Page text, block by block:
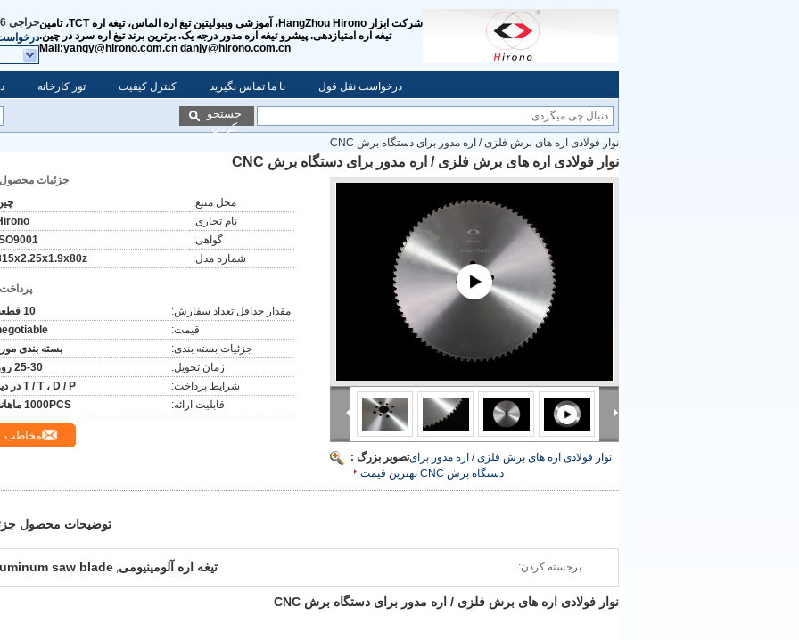
شرکت ابزار HangZhou Hirono، آموزشی ویبولیتین تیغ ​​اره الماس، تیغه اره TCT، تامین
تیغه اره امتیازدهی. پیشرو تیغه اره مدور درجه یک. برترین برند تیغ اره سرد در چین.
Mail:yangy@hirono.com.cn danjy@hirono.com.cn
حراجی 606
تور کارخانه کنترل کیفیت با ما تماس بگیرید درخواست نقل قول
جستجو
کردن
نوار فولادی اره های برش فلزی / اره مدور برای دستگاه برش CNC
نوار فولادی اره های برش فلزی / اره مدور برای دستگاه برش CNC
تصویر بزرگ :نوار فولادی اره های برش فلزی / اره مدور برای
دستگاه برش CNC
بهترین قیمت
جزئیات
محل منبع:
نام تجاری:
گواهی:
شماره مدل:
مقدار حداقل تعداد سفارش:
10 قطعه
قیمت:
جزئیات بسته بندی:
بسته بندی
زمان تحویل:
25-30 روز
شرایط پرداخت:
T / T ، D / P در دید
قابلیت ارائه:
1000PCS ماهانه
مخاطب
توضیحات محصول
برجسته کردن: تیغه اره آلومینیومی,
saw blade
نوار فولادی اره های برش فلزی / اره مدور برای دستگاه برش CNC